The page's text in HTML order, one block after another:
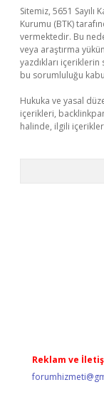
Sitemiz, 5651
Kurumu (BTK)
vermektedir. Bu
veya araştırma
yazdıkları
bu sorumluluğu
Hukuka ve yasal
içerikleri,
halinde, ilgili
Reklam ve